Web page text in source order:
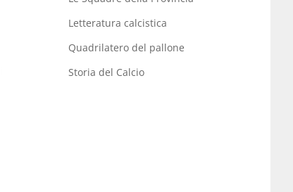
Letteratura calcistica
Quadrilatero del pallone
Storia del Calcio